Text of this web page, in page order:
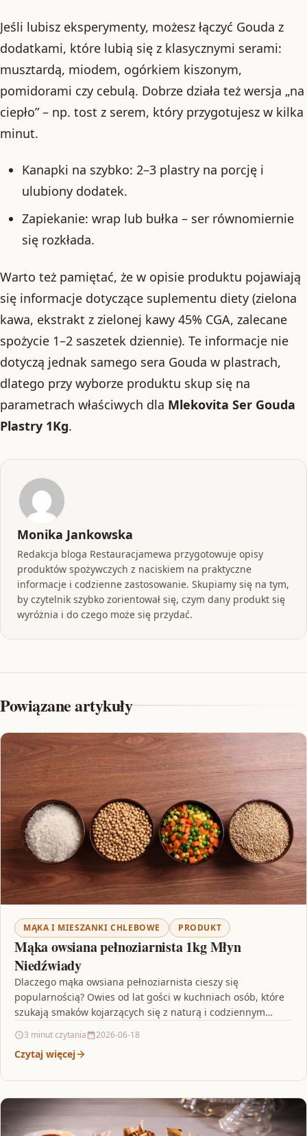
Jeśli lubisz eksperymenty, możesz łączyć Gouda z
dodatkami, które lubią się z klasycznymi serami:
musztardą, miodem, ogórkiem kiszonym,
pomidorami czy cebulą. Dobrze działa też wersja „na
ciepło” – np. tost z serem, który przygotujesz w kilka
minut.
Kanapki na szybko: 2–3 plastry na porcję i
ulubiony dodatek.
Zapiekanie: wrap lub bułka – ser równomiernie
się rozkłada.
Warto też pamiętać, że w opisie produktu pojawiają
się informacje dotyczące suplementu diety (zielona
kawa, ekstrakt z zielonej kawy 45% CGA, zalecane
spożycie 1–2 saszetek dziennie). Te informacje nie
dotyczą jednak samego sera Gouda w plastrach,
dlatego przy wyborze produktu skup się na
parametrach właściwych dla Mlekovita Ser Gouda
Plastry 1Kg.
Monika Jankowska
Redakcja bloga Restauracjamewa przygotowuje opisy
produktów spożywczych z naciskiem na praktyczne
informacje i codzienne zastosowanie. Skupiamy się na tym,
by czytelnik szybko zorientował się, czym dany produkt się
wyróżnia i do czego może się przydać.
Powiązane artykuły
MĄKA I MIESZANKI CHLEBOWE PRODUKT
Mąka owsiana pełnoziarnista 1kg Młyn
Niedźwiady
Dlaczego mąka owsiana pełnoziarnista cieszy się
popularnością? Owies od lat gości w kuchniach osób, które
szukają smaków kojarzących się z naturą i codziennym
3 minut czytania 2026-06-18
Czytaj więcej